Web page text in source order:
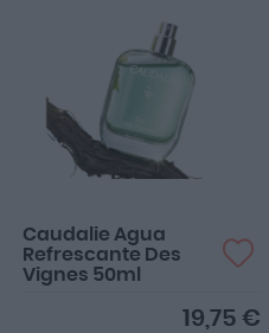
Caudalie Agua
Refrescante Des
Vignes 50ml
19,75 €